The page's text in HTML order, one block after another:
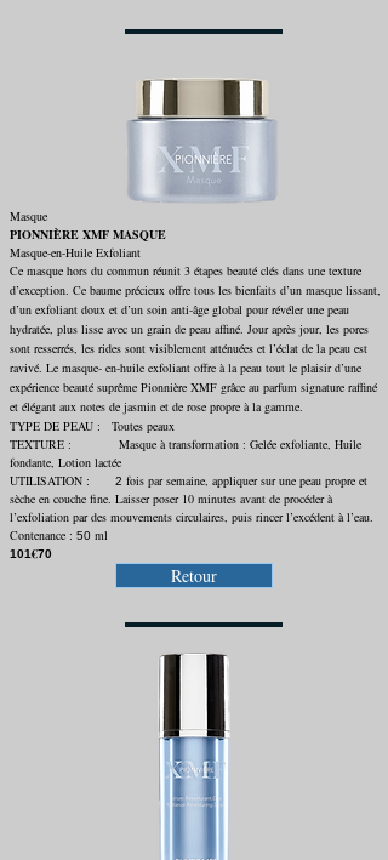
Masque
PIONNIÈRE XMF MASQUE
Masque-en-Huile Exfoliant
Ce masque hors du commun réunit 3 étapes beauté clés dans une texture
d’exception. Ce baume précieux offre tous les bienfaits d’un masque lissant,
d’un exfoliant doux et d’un soin anti-âge global pour révéler une peau
hydratée, plus lisse avec un grain de peau affiné. Jour après jour, les pores
sont resserrés, les rides sont visiblement atténuées et l’éclat de la peau est
ravivé. Le masque- en-huile exfoliant offre à la peau tout le plaisir d’une
expérience beauté suprême Pionnière XMF grâce au parfum signature raffiné
et élégant aux notes de jasmin et de rose propre à la gamme.
TYPE DE PEAU : Toutes peaux
TEXTURE : Masque à transformation : Gelée exfoliante, Huile
fondante, Lotion lactée
UTILISATION :
2 fois par semaine, appliquer sur une peau propre et
sèche en couche fine. Laisser poser 10 minutes avant de procéder à
l’exfoliation par des mouvements circulaires, puis rincer l’excédent à l’eau.
Contenance : 50 ml
101€70
Retour